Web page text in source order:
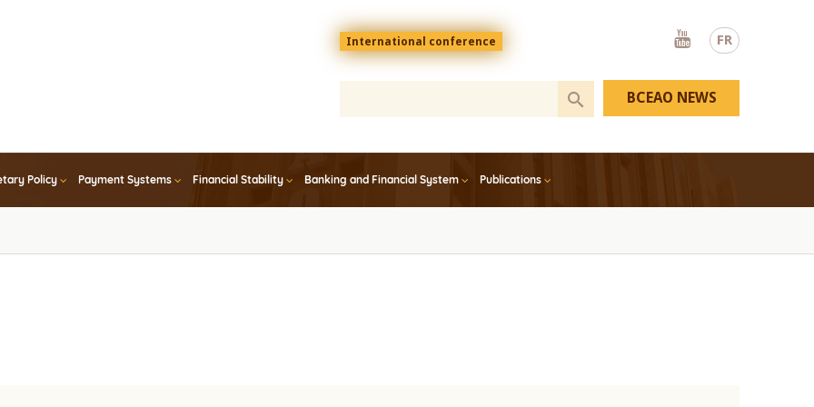
FR
Menu
top
En
International conference
Youtube
Policy Payment Systems Financial Stability Banking and Financial System Publications
BCEAO NEWS